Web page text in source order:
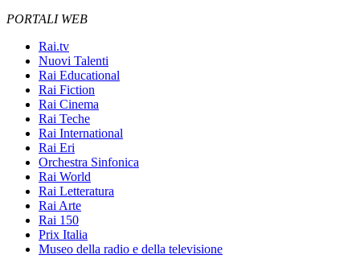
PORTALI WEB
Rai.tv
Nuovi Talenti
Rai Educational
Rai Fiction
Rai Cinema
Rai Teche
Rai International
Rai Eri
Orchestra Sinfonica
Rai World
Rai Letteratura
Rai Arte
Rai 150
Prix Italia
Museo della radio e della televisione